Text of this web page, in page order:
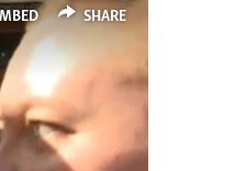
SHARE